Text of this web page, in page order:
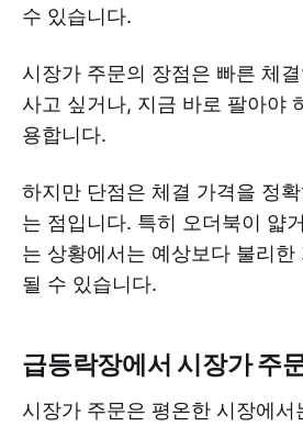
수 있습니다.
시장가 주문의 장점은 빠른 체
사고 싶거나, 지금 바로 팔아야
용합니다.
하지만 단점은 체결 가격을 정
는 점입니다. 특히 오더북이 얇
는 상황에서는 예상보다 불리한
될 수 있습니다.
급등락장에서 시장가 주
시장가 주문은 평온한 시장에서